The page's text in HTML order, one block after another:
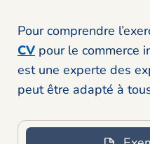
Pour comprendre
CV pour le commerce
est une experte des
peut être adapté à